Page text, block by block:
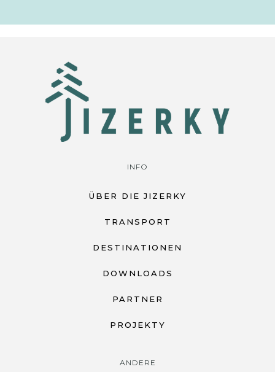
INFO
ÜBER DIE JIZERKY
TRANSPORT
DESTINATIONEN
DOWNLOADS
PARTNER
PROJEKTY
ANDERE